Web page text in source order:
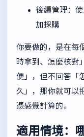
後續管理：
加採購
你要做的，是在每
時拿到、怎麼核對
便」，但不回答「
久」，那你就可以
憑感覺計算的。
適用情境：